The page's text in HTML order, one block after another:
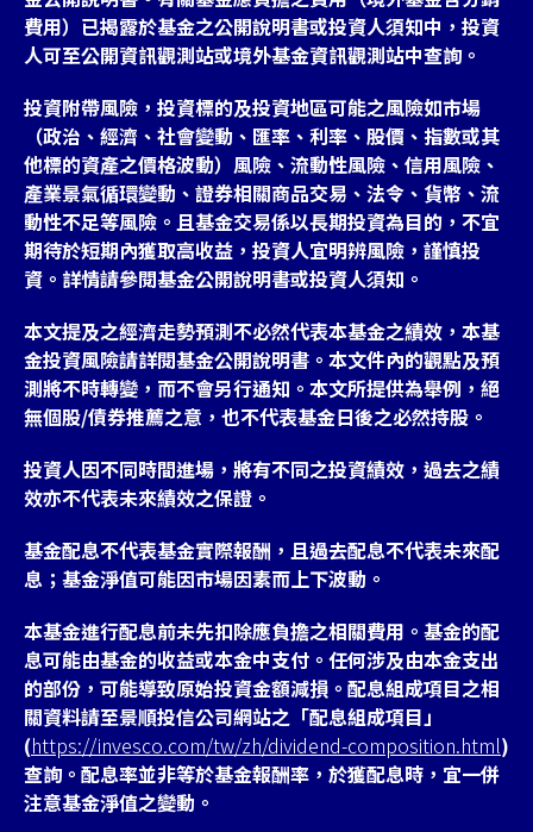
費用）已揭露於基金之公開說明書或投資人須知中，投資
人可至公開資訊觀測站或境外基金資訊觀測站中查詢。
投資附帶風險，投資標的及投資地區可能之風險如市場
（政治、經濟、社會變動、匯率、利率、股價、指數或其
他標的資產之價格波動）風險、流動性風險、信用風險、
產業景氣循環變動、證券相關商品交易、法令、貨幣、流
動性不足等風險。且基金交易係以長期投資為目的，不宜
期待於短期內獲取高收益，投資人宜明辨風險，謹慎投
資。詳情請參閱基金公開說明書或投資人須知。
本文提及之經濟走勢預測不必然代表本基金之績效，本基
金投資風險請詳閱基金公開說明書。本文件內的觀點及預
測將不時轉變，而不會另行通知。本文所提供為舉例，絕
無個股/債券推薦之意，也不代表基金日後之必然持股。
投資人因不同時間進場，將有不同之投資績效，過去之績
效亦不代表未來績效之保證。
基金配息不代表基金實際報酬，且過去配息不代表未來配
息；基金淨值可能因市場因素而上下波動。
本基金進行配息前未先扣除應負擔之相關費用。基金的配
息可能由基金的收益或本金中支付。任何涉及由本金支出
的部份，可能導致原始投資金額減損。配息組成項目之相
關資料請至景順投信公司網站之「配息組成項目」
(https://invesco.com/tw/zh/dividend-composition.html)
查詢。配息率並非等於基金報酬率，於獲配息時，宜一併
注意基金淨值之變動。